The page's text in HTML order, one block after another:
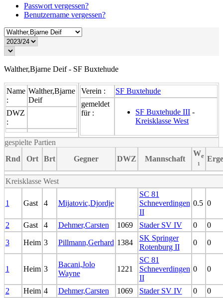
Passwort vergessen?
Benutzername vergessen?
Walther,Bjarne Deif - SF Buxtehude
Name
:
Walther,Bjarne
Deif
DWZ
:
Verein :
SF Buxtehude
gemeldet
für :
SF Buxtehude III -
Kreisklasse West
gespielte Partien
Rnd
Ort Brt Gegner DWZ Mannschaft
We
¹
Kreisklasse West
1 Gast 4 Mijatovic,Djordje
SC 81
Schneverdingen
II
0.5 0
2 Gast 4 Dehmer,Carsten 1069 Stader SV IV 0 0
3 Heim 3 Pillmann,Gerhard 1384
SK Springer
Rotenburg II
0 0
1 Heim 3
Bacani,Jolo
Wayne
1221
SC 81
Schneverdingen
II
0 0
2 Heim 4 Dehmer,Carsten 1069 Stader SV IV 0 0